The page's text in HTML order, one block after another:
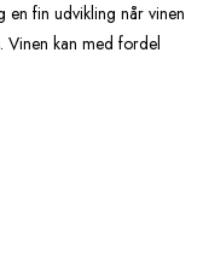
en fin udvikling når vinen
Vinen kan med fordel